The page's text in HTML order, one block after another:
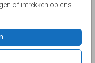
of intrekken op ons